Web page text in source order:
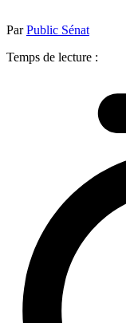
ParPublic Sénat
Temps de lecture :